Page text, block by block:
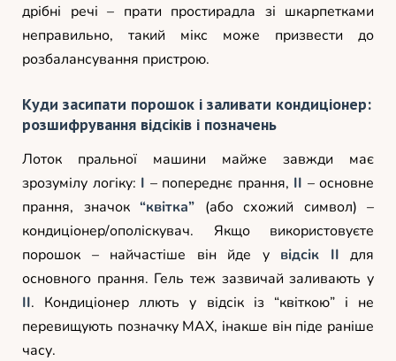
дрібні речі – прати простирадла зі шкарпетками
неправильно, такий мікс може призвести до
розбалансування пристрою.
Куди засипати порошок і заливати кондиціонер:
розшифрування відсіків і позначень
Лоток пральної машини майже завжди має
зрозумілу логіку: I – попереднє прання, II – основне
прання, значок “квітка” (або схожий символ) –
кондиціонер/ополіскувач. Якщо використовуєте
порошок – найчастіше він йде у відсік II для
основного прання. Гель теж зазвичай заливають у
II. Кондиціонер ллють у відсік із “квіткою” і не
перевищують позначку MAX, інакше він піде раніше
часу.